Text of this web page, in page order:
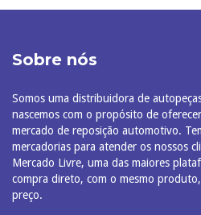
Sobre nós
Somos uma distribuidora de
nascemos com o propósito de
mercado de reposição automotivo.
mercadorias para atender os nossos
Mercado Livre, uma das maiores
compra direto, com o mesmo
preço.